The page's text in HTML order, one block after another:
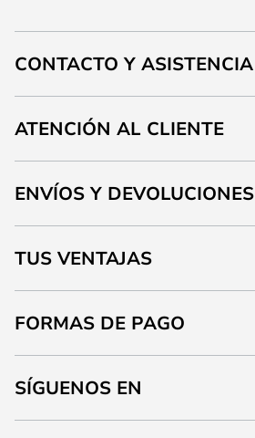
CONTACTO Y ASISTENCIA
ATENCIÓN AL CLIENTE
ENVÍOS Y DEVOLUCIONES
TUS VENTAJAS
FORMAS DE PAGO
SÍGUENOS EN